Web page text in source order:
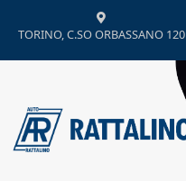
TORINO, C.SO ORBASSANO 120